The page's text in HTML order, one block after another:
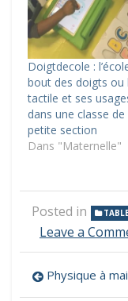
Doigtdecole :
bout des doigts ou
tactile et ses
dans une classe de
petite section
Dans "Maternelle"
Posted in
Leave a
Physique à main levée, un recueil de plus de 300